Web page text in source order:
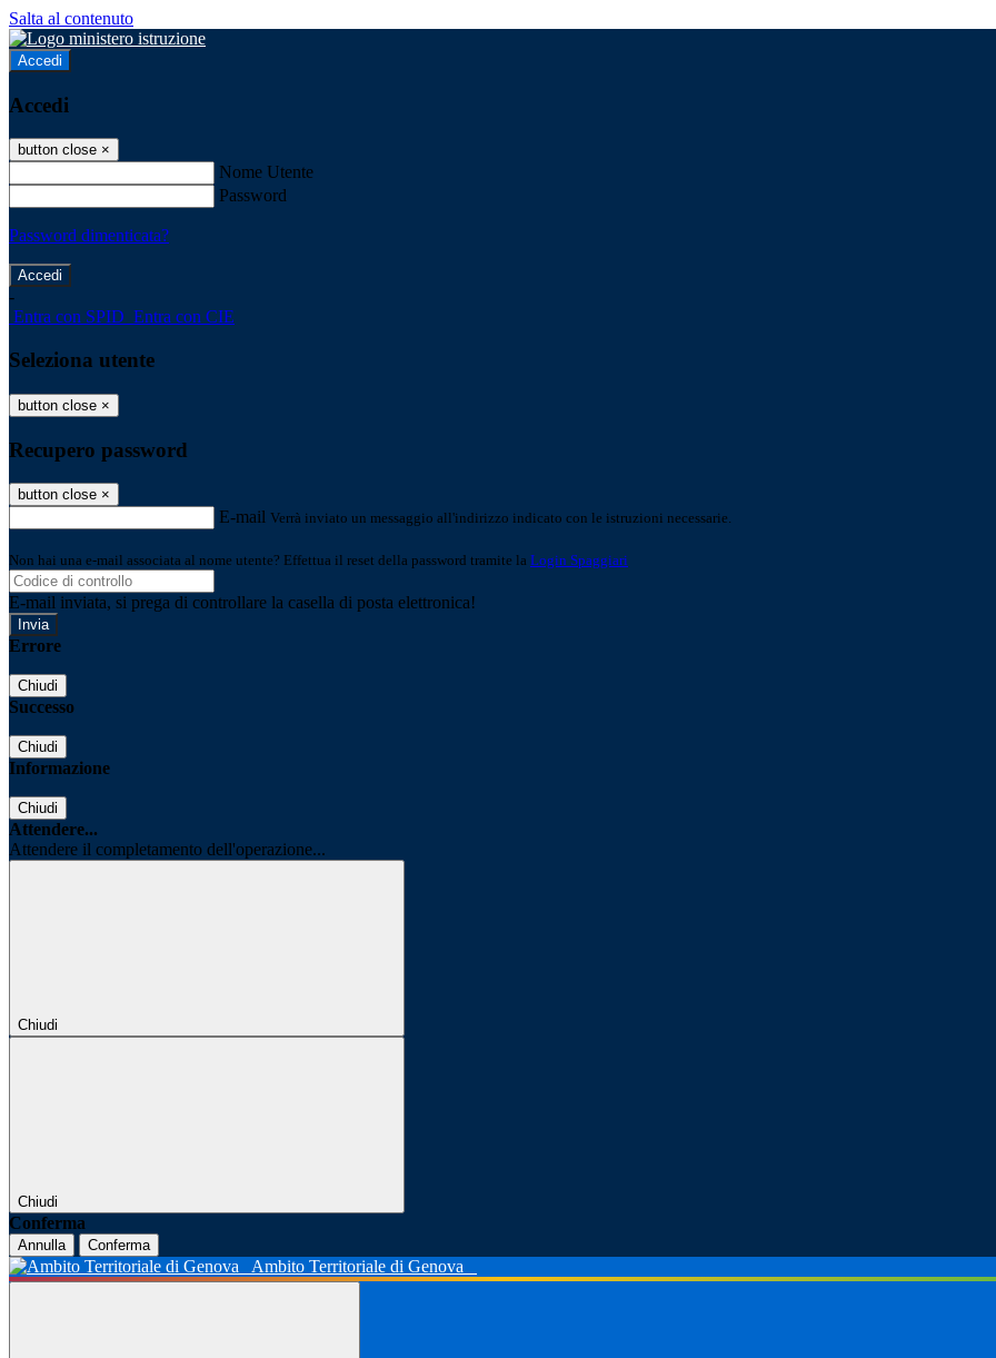
Salta al contenuto
Accedi
Accedi
button close ×
Nome Utente
Password
Password dimenticata?
-
Entra con SPID Entra con CIE
Seleziona utente
button close ×
Recupero password
button close ×
E-mail Verrà inviato un messaggio all'indirizzo indicato con le istruzioni necessarie.
Non hai una e-mail associata al nome utente? Effettua il reset della password tramite la Login Spaggiari
E-mail inviata, si prega di controllare la casella di posta elettronica!
Errore
Chiudi
Successo
Chiudi
Informazione
Chiudi
Attendere...
Attendere il completamento dell'operazione...
Chiudi
Chiudi
Conferma
Annulla Conferma
Ambito Territoriale di Genova